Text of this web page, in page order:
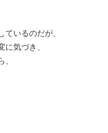
ているのだが、
に気づき、
、